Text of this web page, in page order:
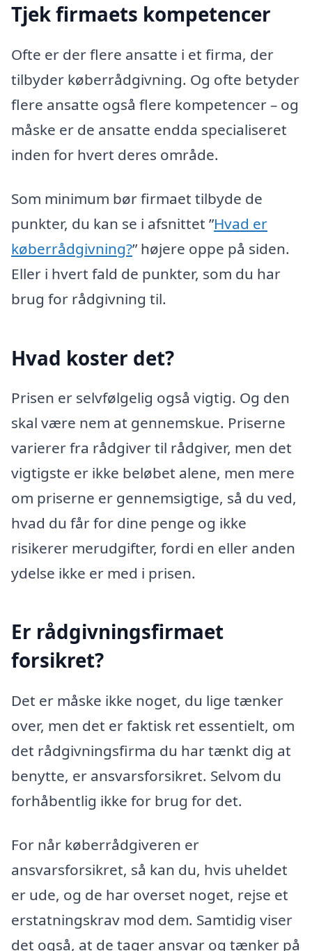
Tjek firmaets kompetencer
Ofte er der flere ansatte i et firma, der
tilbyder køberrådgivning. Og ofte betyder
flere ansatte også flere kompetencer – og
måske er de ansatte endda specialiseret
inden for hvert deres område.
Som minimum bør firmaet tilbyde de
punkter, du kan se i afsnittet ”Hvad er
køberrådgivning?” højere oppe på siden.
Eller i hvert fald de punkter, som du har
brug for rådgivning til.
Hvad koster det?
Prisen er selvfølgelig også vigtig. Og den
skal være nem at gennemskue. Priserne
varierer fra rådgiver til rådgiver, men det
vigtigste er ikke beløbet alene, men mere
om priserne er gennemsigtige, så du ved,
hvad du får for dine penge og ikke
risikerer merudgifter, fordi en eller anden
ydelse ikke er med i prisen.
Er rådgivningsfirmaet
forsikret?
Det er måske ikke noget, du lige tænker
over, men det er faktisk ret essentielt, om
det rådgivningsfirma du har tænkt dig at
benytte, er ansvarsforsikret. Selvom du
forhåbentlig ikke for brug for det.
For når køberrådgiveren er
ansvarsforsikret, så kan du, hvis uheldet
er ude, og de har overset noget, rejse et
erstatningskrav mod dem. Samtidig viser
det også, at de tager ansvar og tænker på